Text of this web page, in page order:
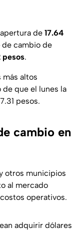
de 17.64
cambio de
pesos.
más altos
que el lunes la
pesos.
cambio en
otros municipios
al mercado
operativos.
adquirir dólares